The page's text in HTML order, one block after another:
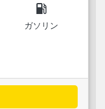
local_gas_station
ガソリン